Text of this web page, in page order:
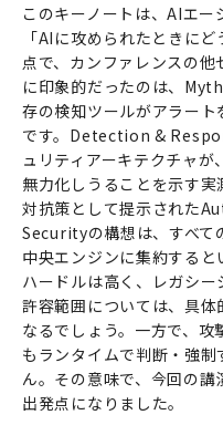
このキーノートは、AIエー
「AIに攻められたときに
点で、カンファレンスの
に印象的だったのは、
存の検知ツールがアラー
です。Detection &
ュリティアーキテクチャ
無力化しうることを示す
対抗策として提示され
Securityの構想は、すべて
中央エンジンに集約する
ハードルは高く、レガシ
許容範囲については、具
なるでしょう。一方で、
もランタイムで判断・強
ん。その意味で、今回の
出発点になりました。